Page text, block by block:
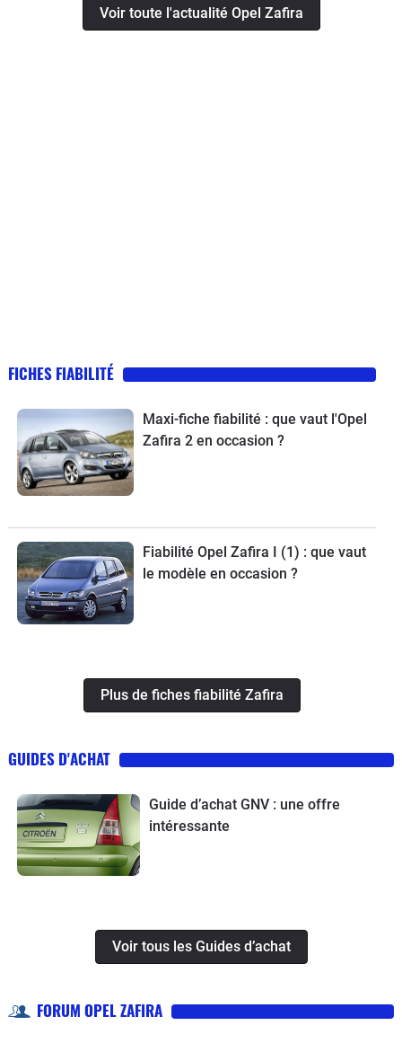
Voir toute l'actualité Opel Zafira
FICHES FIABILITÉ
Maxi-fiche fiabilité : que vaut l'Opel
Zafira 2 en occasion ?
Fiabilité Opel Zafira I (1) : que vaut
le modèle en occasion ?
Plus de fiches fiabilité Zafira
GUIDES D'ACHAT
Guide d’achat GNV : une offre
intéressante
Voir tous les Guides d’achat
FORUM OPEL ZAFIRA